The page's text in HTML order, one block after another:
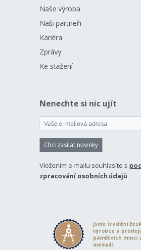
Naše výroba
Naši partneři
Kariéra
Zprávy
Ke stažení
Nenechte si nic ujít
Chci zasílat novinky
Vložením e-mailu souhlasíte s
zpracování osobních údajů
Jsme tradiční
výrobce a
pamětních mincí
medailí